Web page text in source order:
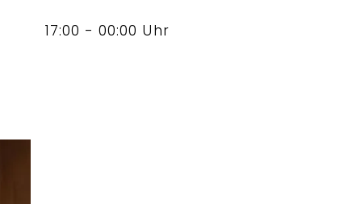
17:00 - 00:00 Uhr